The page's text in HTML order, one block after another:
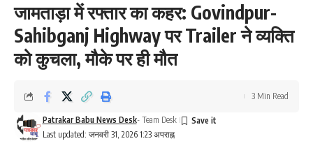
जामताड़ा में रफ्तार का कहर: Govindpur-
Sahibganj Highway पर Trailer ने व्यक्ति
को कुचला, मौके पर ही मौत
Last updated: जनवरी 31, 2026 1:23 अपराह्न
Patrakar Babu News Desk- Team Desk
3 Min Read